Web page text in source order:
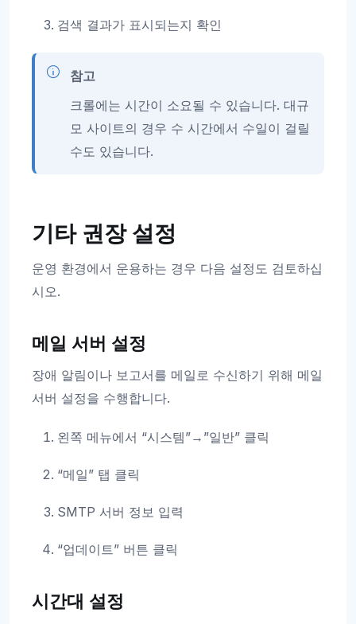
검색 결과가 표시되는지 확인
참고
크롤에는 시간이 소요될 수 있습니다. 대규
모 사이트의 경우 수 시간에서 수일이 걸릴
수도 있습니다.
기타 권장 설정
운영 환경에서 운용하는 경우 다음 설정도 검토하십
시오.
메일 서버 설정
장애 알림이나 보고서를 메일로 수신하기 위해 메일
서버 설정을 수행합니다.
왼쪽 메뉴에서 “시스템”→”일반” 클릭
“메일” 탭 클릭
SMTP 서버 정보 입력
“업데이트” 버튼 클릭
시간대 설정